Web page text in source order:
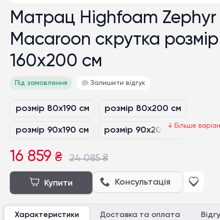
Матрац Highfoam Zephyr
Macaroon скрутка розмір
160x200 см
Під замовлення Залишити відгук
розмір 80х190 см розмір 80x200 см
розмір 90x190 см розмір 90x200 см
розмір 120x190 см
розмір 140x190 см розмір 140x200 см
розмір 160x190 см розмір 160x200 см
розмір 180x190 см розмір 180x200 см
16 859 ₴ 24 085₴
Купити Консультація
Характеристики Доставка та оплата